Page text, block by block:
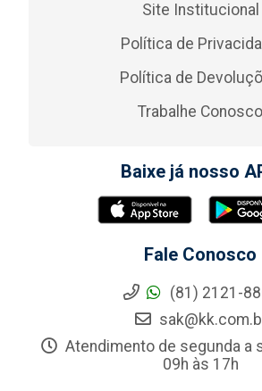
Site Institucional
Política de
Política de
Trabalhe Conosco
Baixe já nosso
Fale Conosco
(81) 2121-
Atendimento de segunda a
09h às 17h